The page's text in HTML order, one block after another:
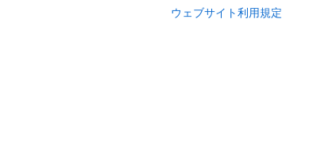
ウェブサイト利用規定